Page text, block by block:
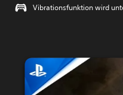
Vibrationsfunktion wird